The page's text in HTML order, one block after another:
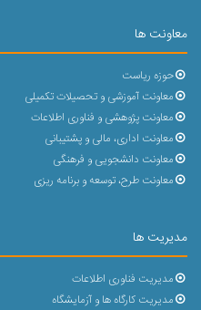
معاونت ها
حوزه ریاست
معاونت آموزشی و تحصیلات تکمیلی
معاونت پژوهشی و فناوری اطلاعات
معاونت اداری، مالی و پشتیبانی
معاونت دانشجویی و فرهنگی
معاونت طرح، توسعه و برنامه ریزی
مدیریت ها
مدیریت فناوری اطلاعات
مدیریت کارگاه ها و آزمایشگاه